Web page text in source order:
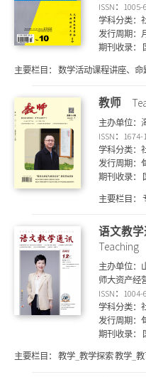
ISSN：1005-
学科分类：
发行周期：
期刊收录：
主要栏目： 数学活动课程讲座、命
等
教师
主办单位：
ISSN：1674-
学科分类：
发行周期：
期刊收录：
主要栏目：
教师发展、
语文教
Teaching
主办单位：
师大资产经
ISSN：1004-
学科分类：
发行周期：
期刊收录：
主要栏目： 教学_教学探索 教学_